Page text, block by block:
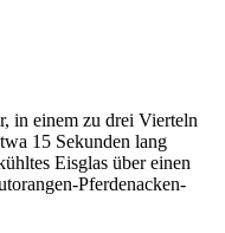
in einem zu drei Vierteln
15 Sekunden lang
Eisglas über einen
Pferdenacken-